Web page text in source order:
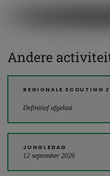
Andere
REGIONALE SCOUTING
Definitief afgelast.
JUNGLEDAG
12 september 2026